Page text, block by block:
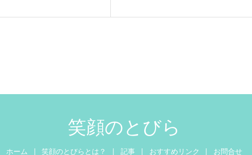
笑顔のとびら
ホーム 笑顔のとびらとは？ 記事 おすすめリンク お問合せ